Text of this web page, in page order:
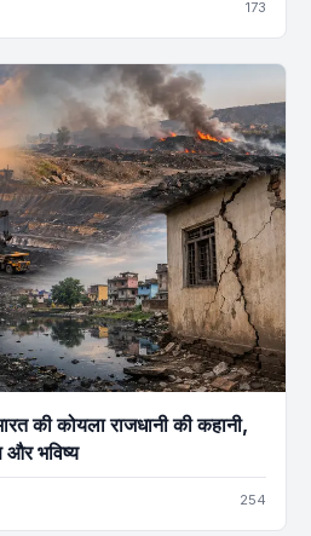
173
की कोयला राजधानी की कहानी,
भविष्य
254